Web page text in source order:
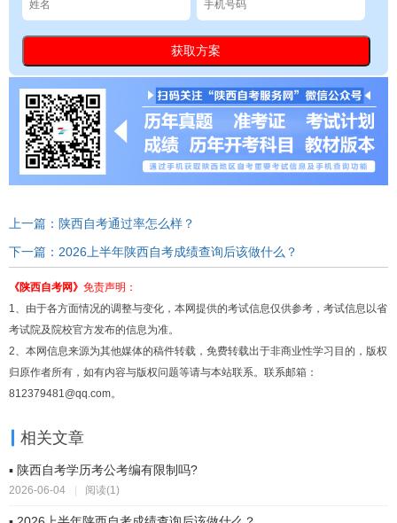
上一篇：陕西自考通过率怎么样？
下一篇：2026上半年陕西自考成绩查询后该做什么？
《陕西自考网》 免责声明：
1、由于各方面情况的调整与变化，本网提供的考试信息仅供参考，考试信息以省
考试院及院校官方发布的信息为准。
2、本网信息来源为其他媒体的稿件转载，免费转载出于非商业性学习目的，版权
归原作者所有，如有内容与版权问题等请与本站联系。联系邮箱：
812379481@qq.com。
相关文章
▪ 陕西自考学历考公考编有限制吗?
2026-06-04 阅读(1)